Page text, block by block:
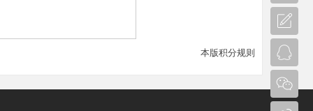
本版积分规则